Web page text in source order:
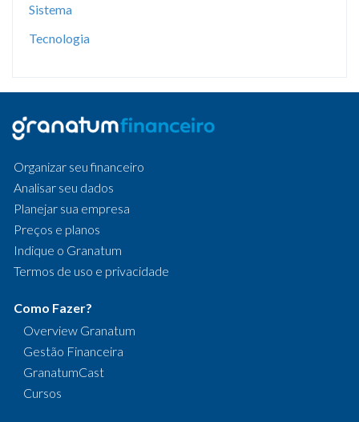
Sistema
Tecnologia
Organizar seu financeiro
Analisar seu dados
Planejar sua empresa
Preços e planos
Indique o Granatum
Termos de uso e privacidade
Como Fazer?
Overview Granatum
Gestão Financeira
GranatumCast
Cursos